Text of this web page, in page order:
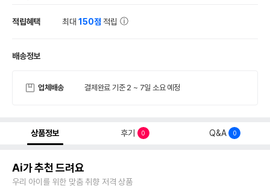
적립혜택 최대150점 적립
배송정보
업체배송 결제완료 기준 2 ~ 7일 소요 예정
상품정보 후기 0 Q&A 0
Ai가 추천 드려요
우리 아이를 위한 맞춤 취향 저격 상품